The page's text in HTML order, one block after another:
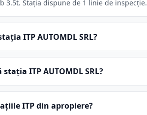
3.5t. Stația dispune de 1 linie de inspecție.
ITP AUTOMDL SRL?
ITP AUTOMDL SRL?
ITP din apropiere?